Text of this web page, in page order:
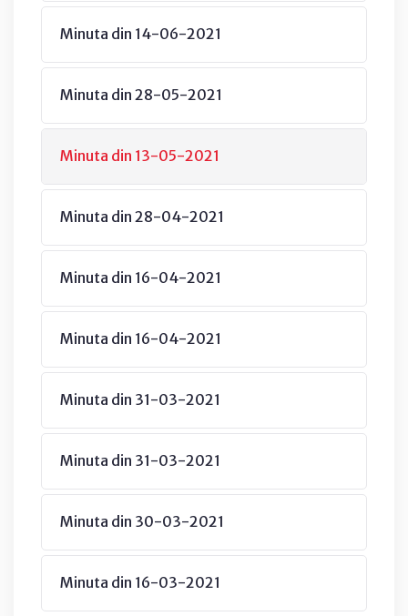
Minuta din 14-06-2021
Minuta din 28-05-2021
Minuta din 13-05-2021
Minuta din 28-04-2021
Minuta din 16-04-2021
Minuta din 16-04-2021
Minuta din 31-03-2021
Minuta din 31-03-2021
Minuta din 30-03-2021
Minuta din 16-03-2021